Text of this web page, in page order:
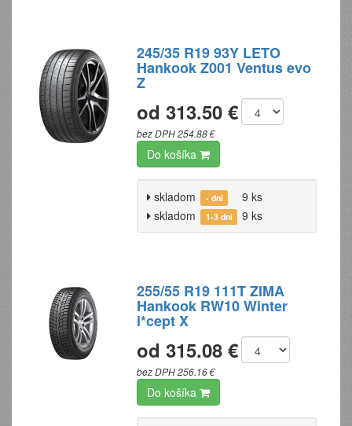
245/35 R19 93Y LETO
Hankook Z001 Ventus evo
Z
od 313.50 €
bez DPH 254.88 €
Do košíka
skladom - dní
9 ks
skladom
1-3 dni 9 ks
255/55 R19 111T ZIMA
Hankook RW10 Winter
i*cept X
od 315.08 €
bez DPH 256.16 €
Do košíka